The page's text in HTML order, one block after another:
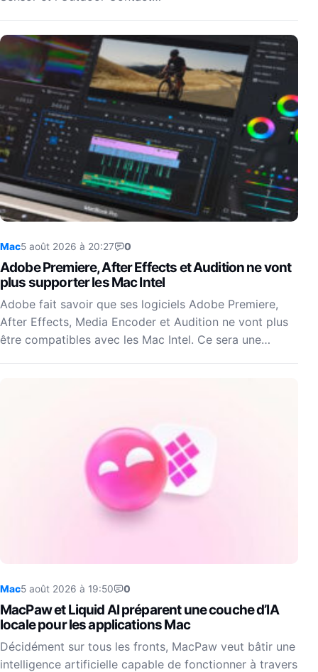
Mac5 août 2026 à 20:27 0
Adobe Premiere, After Effects et Audition ne vont
plus supporter les Mac Intel
Adobe fait savoir que ses logiciels Adobe Premiere,
After Effects, Media Encoder et Audition ne vont plus
être compatibles avec les Mac Intel. Ce sera une…
Mac5 août 2026 à 19:50 0
MacPaw et Liquid AI préparent une couche d’IA
locale pour les applications Mac
Décidément sur tous les fronts, MacPaw veut bâtir une
intelligence artificielle capable de fonctionner à travers